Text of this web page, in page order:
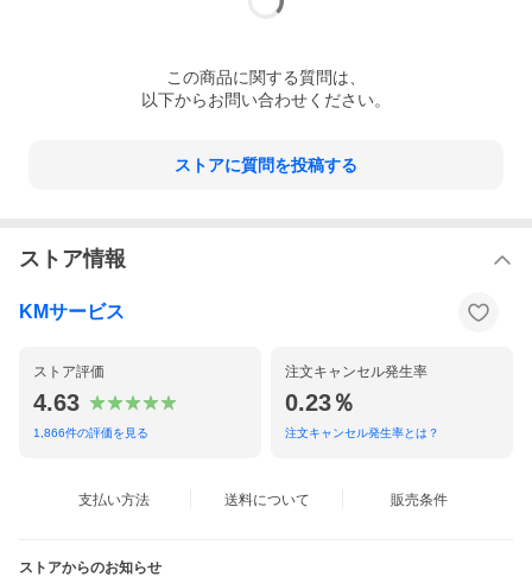
この商品に関する質問は、
以下からお問い合わせください。
ストアに質問を投稿する
ストア情報
KMサービス
ストア評価
4.63
1,866件の評価を見る
注文キャンセル発生率
0.23％
注文キャンセル発生率とは？
支払い方法 送料について 販売条件
ストアからのお知らせ